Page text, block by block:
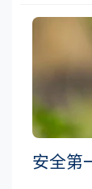
安全第